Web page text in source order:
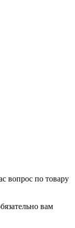
вопрос по товару
вам